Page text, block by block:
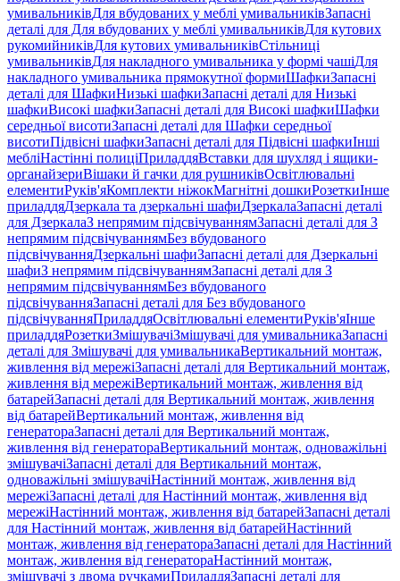
умивальниківДля вбудованих у меблі умивальниківЗапасні
деталі для Для вбудованих у меблі умивальниківДля кутових
рукомийниківДля кутових умивальниківСтільниці
умивальниківДля накладного умивальника у формі чашіДля
накладного умивальника прямокутної формиШафкиЗапасні
деталі для ШафкиНизькі шафкиЗапасні деталі для Низькі
шафкиВисокі шафкиЗапасні деталі для Високі шафкиШафки
середньої висотиЗапасні деталі для Шафки середньої
висотиПідвісні шафкиЗапасні деталі для Підвісні шафкиІнші
мебліНастінні полиціПриладдяВставки для шухляд і ящики-
органайзериВішаки й гачки для рушниківОсвітлювальні
елементиРуків'яКомплекти ніжокМагнітні дошкиРозеткиІнше
приладдяДзеркала та дзеркальні шафиДзеркалаЗапасні деталі
для ДзеркалаЗ непрямим підсвічуваннямЗапасні деталі для З
непрямим підсвічуваннямБез вбудованого
підсвічуванняДзеркальні шафиЗапасні деталі для Дзеркальні
шафиЗ непрямим підсвічуваннямЗапасні деталі для З
непрямим підсвічуваннямБез вбудованого
підсвічуванняЗапасні деталі для Без вбудованого
підсвічуванняПриладдяОсвітлювальні елементиРуків'яІнше
приладдяРозеткиЗмішувачіЗмішувачі для умивальникаЗапасні
деталі для Змішувачі для умивальникаВертикальний монтаж,
живлення від мережіЗапасні деталі для Вертикальний монтаж,
живлення від мережіВертикальний монтаж, живлення від
батарейЗапасні деталі для Вертикальний монтаж, живлення
від батарейВертикальний монтаж, живлення від
генератораЗапасні деталі для Вертикальний монтаж,
живлення від генератораВертикальний монтаж, одноважільні
змішувачіЗапасні деталі для Вертикальний монтаж,
одноважільні змішувачіНастінний монтаж, живлення від
мережіЗапасні деталі для Настінний монтаж, живлення від
мережіНастінний монтаж, живлення від батарейЗапасні деталі
для Настінний монтаж, живлення від батарейНастінний
монтаж, живлення від генератораЗапасні деталі для Настінний
монтаж, живлення від генератораНастінний монтаж,
змішувачі з двома ручкамиПриладдяЗапасні деталі для